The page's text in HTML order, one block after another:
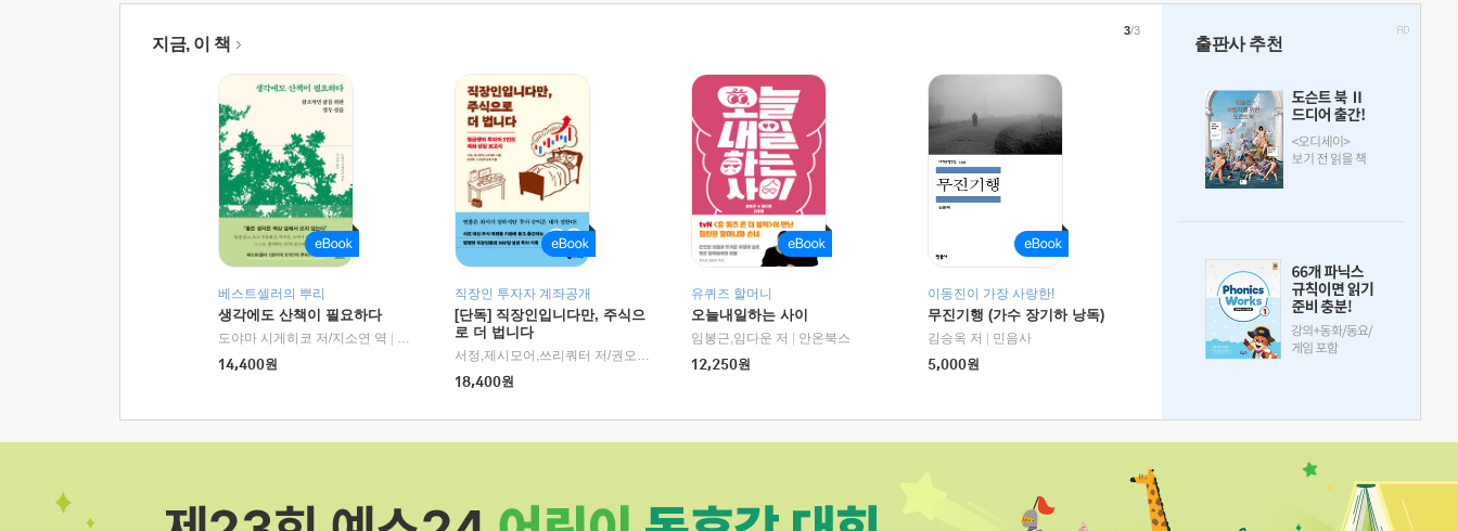
지금, 이 책
베스트셀러의 뿌리
생각에도 산책이 필요하다
도야마 시게히코 저/지소연 역
알에이치코리아(RHK)
14,400원
직장인 투자자 계좌공개
[단독] 직장인입니다만, 주식으
로 더 법니다
서정,제시모어,쓰리쿼터 저/권오태,시그널리포트 편
18,400원
유퀴즈 할머니
오늘내일하는 사이
임봉근,임다운 저
안온북스
12,250원
이동진이 가장 사랑한!
무진기행 (가수 장기하 낭독)
김승옥 저
민음사
5,000원
3/3
출판사 추천